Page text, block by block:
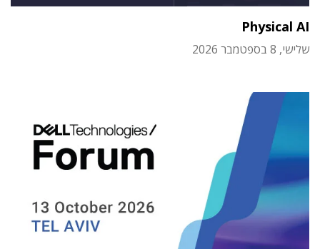
Physical AI
שלישי, 8 בספטמבר 2026